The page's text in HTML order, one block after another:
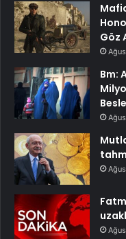
Göz
Bm: